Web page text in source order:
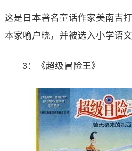
这是日本著名童话作家美南吉
本家喻户晓，并被选入小学语
3：《超级冒险王》